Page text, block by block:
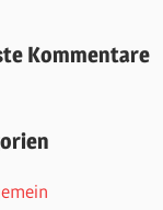
Kommentare